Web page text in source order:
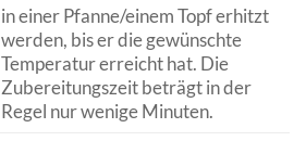
in einer Pfanne/einem Topf erhitzt
werden, bis er die gewünschte
Temperatur erreicht hat. Die
Zubereitungszeit beträgt in der
Regel nur wenige Minuten.